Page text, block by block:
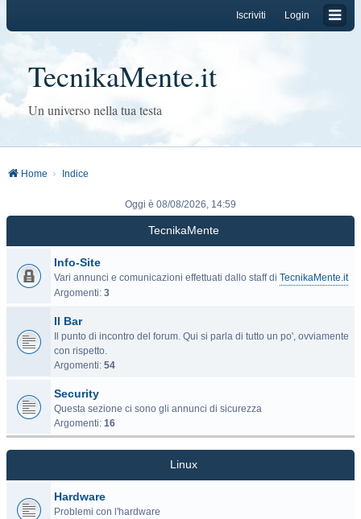
Login
Iscriviti
TecnikaMente.it
Un universo nella tua testa
Home Indice
Oggi è 08/08/2026, 14:59
TecnikaMente
Info-Site
Vari annunci e comunicazioni effettuati dallo staff di TecnikaMente.it
Argomenti: 3
Il Bar
Il punto di incontro del forum. Qui si parla di tutto un po', ovviamente
con rispetto.
Argomenti: 54
Security
Questa sezione ci sono gli annunci di sicurezza
Argomenti: 16
Linux
Hardware
Problemi con l'hardware